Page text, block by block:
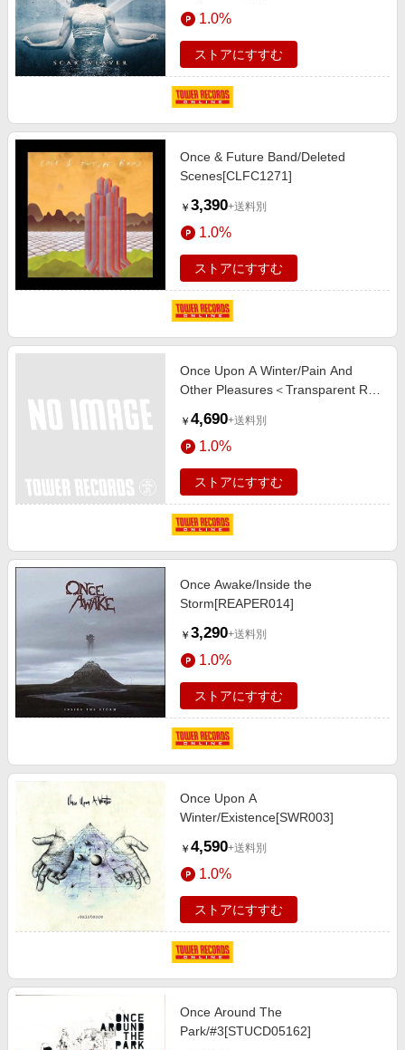
1.0%
ストアにすすむ
Once & Future Band/Deleted
Scenes[CLFC1271]
￥ 3,390+送料別
1.0%
ストアにすすむ
Once Upon A Winter/Pain And
Other Pleasures＜Transparent Red
￥ 4,690+送料別
1.0%
ストアにすすむ
Once Awake/Inside the
Storm[REAPER014]
￥ 3,290+送料別
1.0%
ストアにすすむ
Once Upon A
Winter/Existence[SWR003]
￥ 4,590+送料別
1.0%
ストアにすすむ
Once Around The
Park/#3[STUCD05162]